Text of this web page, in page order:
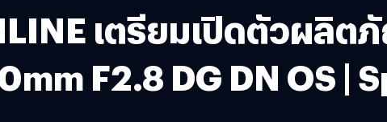
เตรียมเปิดตัวผลิ
F2.8 DG DN OS |